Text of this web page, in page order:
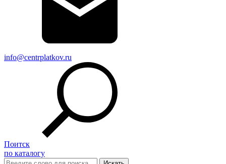
info@centrplatkov.ru
Поитск
по каталогу